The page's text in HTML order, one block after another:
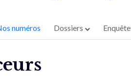
numéros Dossiers